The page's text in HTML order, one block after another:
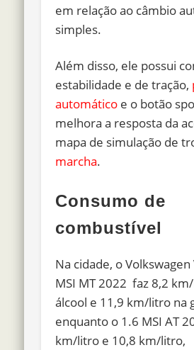
em relação ao câmbio
simples.
Além disso, ele possui
estabilidade e de tração,
automático e o botão
melhora a resposta da
mapa de simulação de
marcha.
Consumo de
combustível
Na cidade, o
MSI MT 2022 faz 8,2
álcool e 11,9 km/litro na
enquanto o 1.6 MSI AT
km/litro e 10,8 km/litro,